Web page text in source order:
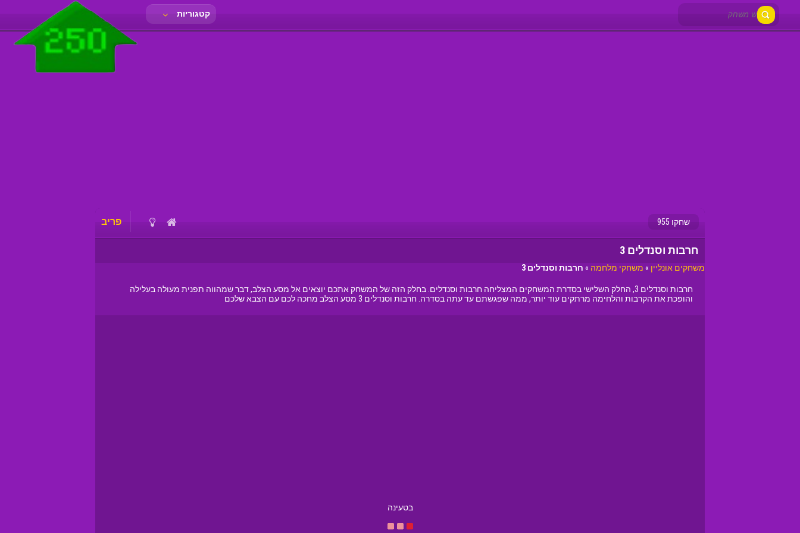
קטגוריות
פריב שחקו 955
חרבות וסנדלים 3
משחקים אונליין » משחקי מלחמה » חרבות וסנדלים 3
חרבות וסנדלים 3, החלק השלישי בסדרת המשחקים המצליחה חרבות וסנדלים. בחלק הזה של המשחק אתכם יוצאים אל מסע הצלב, דבר שמהווה תפנית מעולה בעלילה
והופכת את הקרבות והלחימה מרתקים עוד יותר, ממה שפגשתם עד עתה בסדרה. חרבות וסנדלים 3 מסע הצלב מחכה לכם עם הצבא שלכם
בטעינה